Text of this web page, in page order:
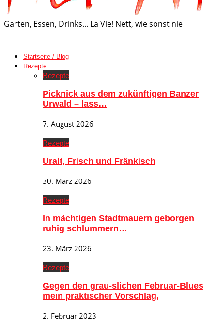
Garten, Essen, Drinks... La Vie! Nett, wie sonst nie
Startseite / Blog
Rezepte
Rezepte
Picknick aus dem zukünftigen Banzer
Urwald – lass…
7. August 2026
Rezepte
Uralt, Frisch und Fränkisch
30. März 2026
Rezepte
In mächtigen Stadtmauern geborgen
ruhig schlummern…
23. März 2026
Rezepte
Gegen den grau-slichen Februar-Blues
mein praktischer Vorschlag,
2. Februar 2023